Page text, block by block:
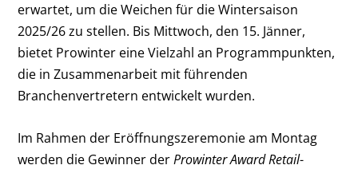
erwartet, um die Weichen für die Wintersaison
2025/26 zu stellen. Bis Mittwoch, den 15. Jänner,
bietet Prowinter eine Vielzahl an Programmpunkten,
die in Zusammenarbeit mit führenden
Branchenvertretern entwickelt wurden.
Im Rahmen der Eröffnungszeremonie am Montag
werden die Gewinner derProwinter Award Retail-